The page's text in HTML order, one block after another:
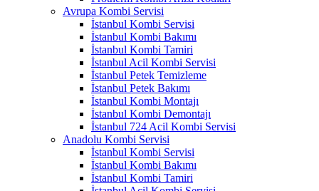
Avrupa Kombi Servisi
İstanbul Kombi Servisi
İstanbul Kombi Bakımı
İstanbul Kombi Tamiri
İstanbul Acil Kombi Servisi
İstanbul Petek Temizleme
İstanbul Petek Bakımı
İstanbul Kombi Montajı
İstanbul Kombi Demontajı
İstanbul 724 Acil Kombi Servisi
Anadolu Kombi Servisi
İstanbul Kombi Servisi
İstanbul Kombi Bakımı
İstanbul Kombi Tamiri